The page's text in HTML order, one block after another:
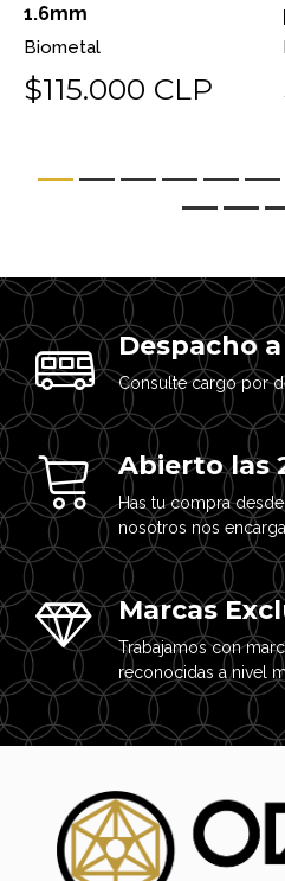
1.6mm
Biometal
$115.000 CLP
Despacho
Consulte cargo por
Abierto las
Has tu compra
nosotros nos
Marcas
Trabajamos con
reconocidas a nivel